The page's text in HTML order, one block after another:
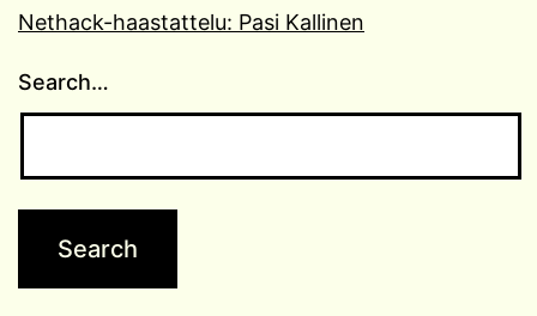
Nethack-haastattelu: Pasi Kallinen
Search…